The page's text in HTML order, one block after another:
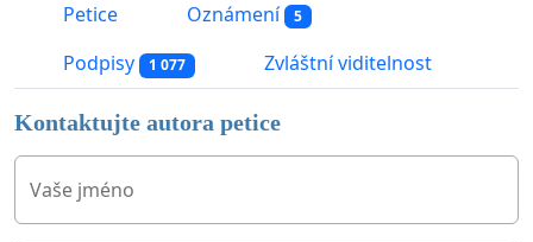
Petice Oznámení 5
Podpisy 1 077 Zvláštní viditelnost
Kontaktujte autora petice
Vaše jméno